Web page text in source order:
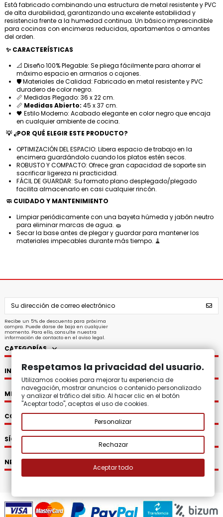
Está fabricado combinando una estructura de metal resistente y PVC
de alta durabilidad, garantizando una excelente estabilidad y
resistencia frente a la humedad continua. Un básico imprescindible
para cocinas con encimeras reducidas, apartamentos o amantes
del orden.
✨ CARACTERÍSTICAS
📐 Diseño 100% Plegable: Se pliega fácilmente para ahorrar el
máximo espacio en armarios o cajones.
🛡️ Materiales de Calidad: Fabricado en metal resistente y PVC
duradero de color negro.
📏 Medidas Plegado: 36 x 22 cm.
📏 Medidas Abierto: 45 x 37 cm.
🖤 Estilo Moderno: Acabado elegante en color negro que encaja
en cualquier ambiente de cocina.
💡 ¿POR QUÉ ELEGIR ESTE PRODUCTO?
OPTIMIZACIÓN DEL ESPACIO: Libera espacio de trabajo en la
encimera guardándolo cuando los platos estén secos.
ROBUSTO Y COMPACTO: Ofrece gran capacidad de soporte sin
sacrificar ligereza ni practicidad.
FÁCIL DE GUARDAR: Su formato plano desplegado/plegado
facilita almacenarlo en casi cualquier rincón.
🧼 CUIDADO Y MANTENIMIENTO
Limpiar periódicamente con una bayeta húmeda y jabón neutro
para eliminar marcas de agua. 🧽
Secar la base antes de plegar y guardar para mantener los
materiales impecables durante más tiempo. 🧹
Recibe un 5% de descuento para próxima
compra. Puede darse de baja en cualquier
momento. Para ello, consulte nuestra
información de contacto en el aviso legal.
CATEGORÍAS
INFORMACIÓN
MI CUENTA
CONTACTO
SÍGUENOS
NEWSLETTER
Respetamos la privacidad del usuario.
Utilizamos cookies para mejorar tu experiencia de
navegación, mostrar anuncios o contenido personalizado
y analizar el tráfico del sitio. Al hacer clic en el botón
"Aceptar todo", aceptas el uso de cookies.
Personalizar
Rechazar
Aceptar todo